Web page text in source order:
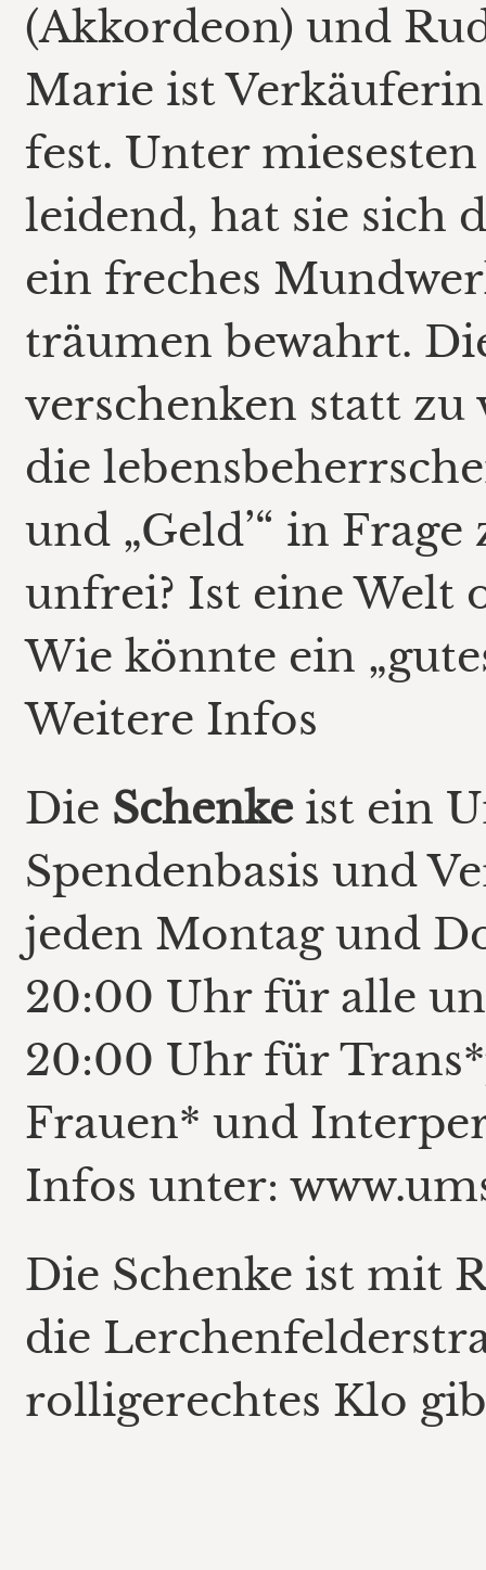
(Akkordeon) und
Marie ist
fest. Unter
leidend, hat sie sich
ein freches
träumen bewahrt.
verschenken statt
die
und „Geld’“ in
unfrei? Ist eine Welt
Wie könnte ein
Weitere Infos
Die Schenke ist ein
Spendenbasis und
jeden Montag und
20:00 Uhr für alle
20:00 Uhr für
Frauen* und
Infos unter:
Die Schenke ist mit
die
rolligerechtes Klo